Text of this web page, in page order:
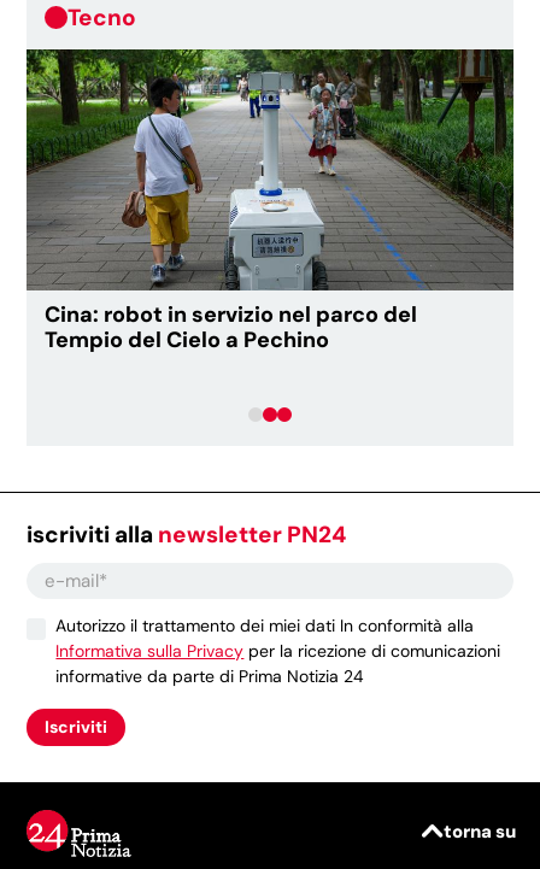
Tecno
Cina: robot in servizio nel parco del
Tempio del Cielo a Pechino
iscriviti alla newsletter PN24
Autorizzo il trattamento dei miei dati In conformità alla
Informativa sulla Privacy per la ricezione di comunicazioni
informative da parte di Prima Notizia 24
Iscriviti
torna su